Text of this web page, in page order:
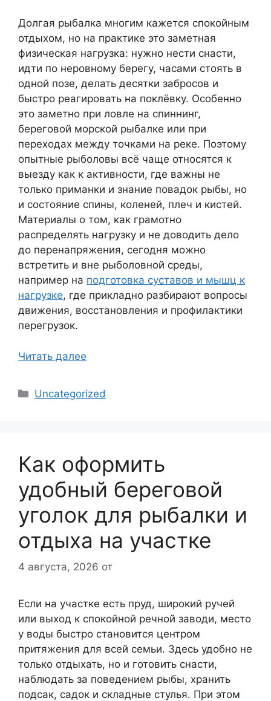
Долгая рыбалка многим кажется спокойным
отдыхом, но на практике это заметная
физическая нагрузка: нужно нести снасти,
идти по неровному берегу, часами стоять в
одной позе, делать десятки забросов и
быстро реагировать на поклёвку. Особенно
это заметно при ловле на спиннинг,
береговой морской рыбалке или при
переходах между точками на реке. Поэтому
опытные рыболовы всё чаще относятся к
выезду как к активности, где важны не
только приманки и знание повадок рыбы, но
и состояние спины, коленей, плеч и кистей.
Материалы о том, как грамотно
распределять нагрузку и не доводить дело
до перенапряжения, сегодня можно
встретить и вне рыболовной среды,
например на подготовка суставов и мышц к
нагрузке, где прикладно разбирают вопросы
движения, восстановления и профилактики
перегрузок.
Читать далее
Рубрики
Uncategorized
Как оформить
удобный береговой
уголок для рыбалки и
отдыха на участке
4 августа, 2026 от
Если на участке есть пруд, широкий ручей
или выход к спокойной речной заводи, место
у воды быстро становится центром
притяжения для всей семьи. Здесь удобно не
только отдыхать, но и готовить снасти,
наблюдать за поведением рыбы, хранить
подсак, садок и складные стулья. При этом